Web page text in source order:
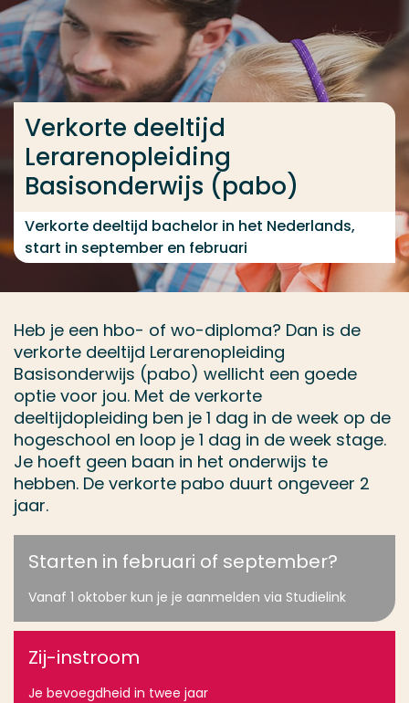
Ga direct naar de content
Verkorte deeltijd
Lerarenopleiding
Basisonderwijs (pabo)
Verkorte deeltijd bachelor in het Nederlands,
start in september en februari
Heb je een hbo- of wo-diploma? Dan is de
verkorte deeltijd Lerarenopleiding
Basisonderwijs (pabo) wellicht een goede
optie voor jou. Met de verkorte
deeltijdopleiding ben je 1 dag in de week op de
hogeschool en loop je 1 dag in de week stage.
Je hoeft geen baan in het onderwijs te
hebben. De verkorte pabo duurt ongeveer 2
jaar.
Starten in februari of september?
Vanaf 1 oktober kun je je aanmelden via Studielink
Zij-instroom
Je bevoegdheid in twee jaar
Veel gezocht
Opleiding
Contact